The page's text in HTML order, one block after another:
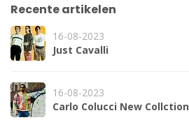
Recente artikelen
16-08-2023
Just Cavalli
16-08-2023
Carlo Colucci New Collction